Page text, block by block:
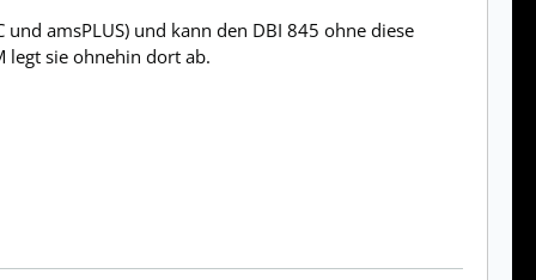
amsPLUS) und kann den DBI 845 ohne diese
legt sie ohnehin dort ab.